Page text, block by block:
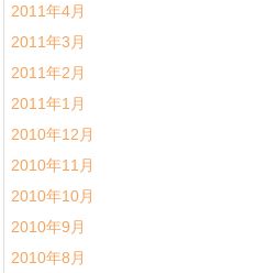
2011年4月
2011年3月
2011年2月
2011年1月
2010年12月
2010年11月
2010年10月
2010年9月
2010年8月